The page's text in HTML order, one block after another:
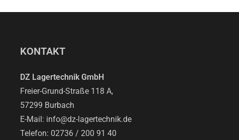
KONTAKT
DZ Lagertechnik GmbH
Freier-Grund-Straße 118 A,
57299 Burbach
E-Mail: info@dz-lagertechnik.de
Telefon: 02736 / 200 91 40